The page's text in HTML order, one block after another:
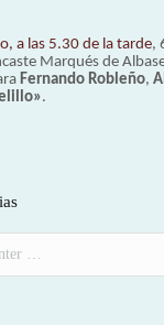
a las 5.30 de la tarde,
Marqués de
Fernando Robleño,
.